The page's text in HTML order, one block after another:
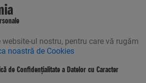
ul nostru, pentru care vă rugăm
noastră de Cookies
de Confidenţialitate a Datelor cu Caracter